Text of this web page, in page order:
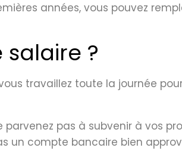
années, vous pouvez
?
travaillez toute la journée
pas à subvenir à vos
un compte bancaire bien